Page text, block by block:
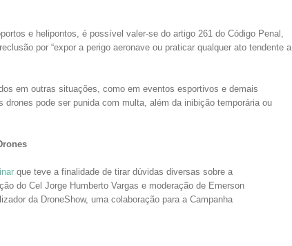
e helipontos, é possível valer-se do artigo 261 do Código Penal,
por “expor a perigo aeronave ou praticar qualquer ato tendente a
em outras situações, como em eventos esportivos e demais
drones pode ser punida com multa, além da inibição temporária ou
que teve a finalidade de tirar dúvidas diversas sobre a
do Cel Jorge Humberto Vargas e moderação de Emerson
da DroneShow, uma colaboração para a Campanha